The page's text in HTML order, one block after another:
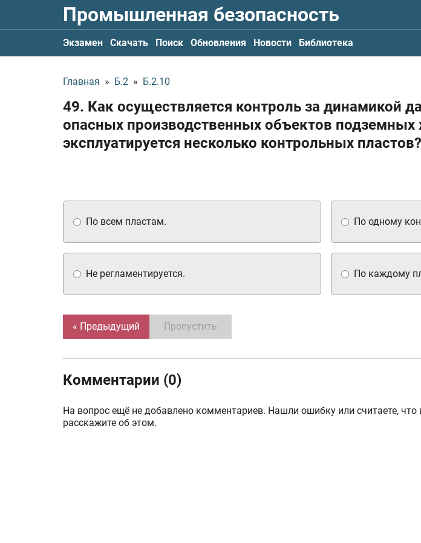
Промышленная безопасность
Экзамен Скачать Поиск Обновления Новости Библиотека
Главная » Б.2 » Б.2.10
49. Как осуществляется контроль за динамикой
опасных производственных объектов подземных
эксплуатируется несколько контрольных пластов?
По всем пластам.
Не регламентируется.
По одному
По каждому
« Предыдущий Пропустить
Комментарии (0)
На вопрос ещё не добавлено комментариев. Нашли ошибку или считаете, что
расскажите об этом.